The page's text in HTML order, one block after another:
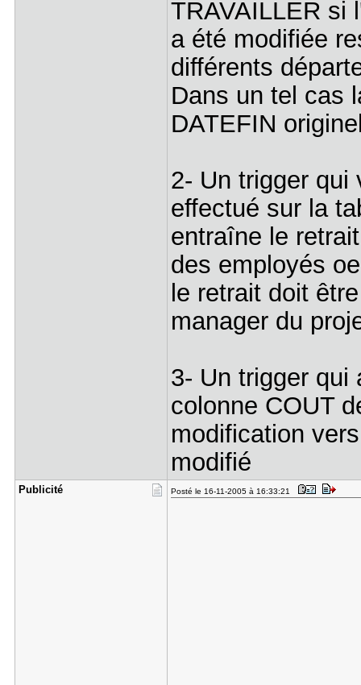
TRAVAILLER si
a été modifiée
différents
Dans un tel cas
DATEFIN
2- Un trigger qui
effectué sur la
entraîne le
des employés
le retrait doit
manager du
3- Un trigger qui
colonne COUT
modification
modifié
Publicité Posté le 16-11-2005 à 16:33:21